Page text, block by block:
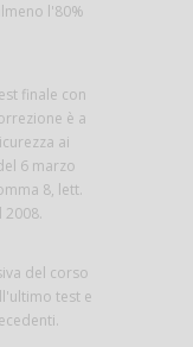
l'80%
finale con
è a
ai
6 marzo
8, lett.
2008.
del corso
test e